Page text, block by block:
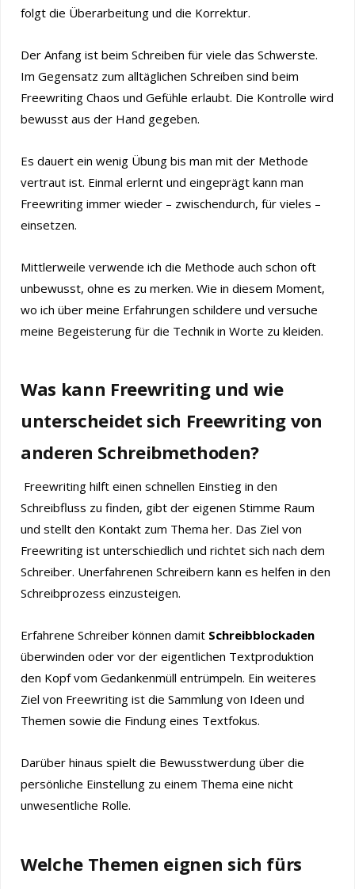
folgt die Überarbeitung und die Korrektur.
Der Anfang ist beim Schreiben für viele das Schwerste.
Im Gegensatz zum alltäglichen Schreiben sind beim
Freewriting Chaos und Gefühle erlaubt. Die Kontrolle wird
bewusst aus der Hand gegeben.
Es dauert ein wenig Übung bis man mit der Methode
vertraut ist. Einmal erlernt und eingeprägt kann man
Freewriting immer wieder – zwischendurch, für vieles –
einsetzen.
Mittlerweile verwende ich die Methode auch schon oft
unbewusst, ohne es zu merken. Wie in diesem Moment,
wo ich über meine Erfahrungen schildere und versuche
meine Begeisterung für die Technik in Worte zu kleiden.
Was kann Freewriting und wie
unterscheidet sich Freewriting von
anderen Schreibmethoden?
Freewriting hilft einen schnellen Einstieg in den
Schreibfluss zu finden, gibt der eigenen Stimme Raum
und stellt den Kontakt zum Thema her. Das Ziel von
Freewriting ist unterschiedlich und richtet sich nach dem
Schreiber. Unerfahrenen Schreibern kann es helfen in den
Schreibprozess einzusteigen.
Erfahrene Schreiber können damit Schreibblockaden
überwinden oder vor der eigentlichen Textproduktion
den Kopf vom Gedankenmüll entrümpeln. Ein weiteres
Ziel von Freewriting ist die Sammlung von Ideen und
Themen sowie die Findung eines Textfokus.
Darüber hinaus spielt die Bewusstwerdung über die
persönliche Einstellung zu einem Thema eine nicht
unwesentliche Rolle.
Welche Themen eignen sich fürs